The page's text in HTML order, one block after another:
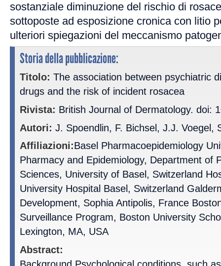
sostanziale diminuzione del rischio di
sottoposte ad esposizione cronica con litio
ulteriori spiegazioni del meccanismo
Storia della pubblicazione:
Titolo: The association between psychiatric
drugs and the risk of incident rosacea
Rivista: British Journal of Dermatology. doi:
Autori: J. Spoendlin, F. Bichsel, J.J. Voegel,
Affiliazioni:Basel Pharmacoepidemiology
Pharmacy and Epidemiology, Department of
Sciences, University of Basel, Switzerland
University Hospital Basel, Switzerland
Development, Sophia Antipolis, France
Surveillance Program, Boston University
Lexington, MA, USA
Abstract: